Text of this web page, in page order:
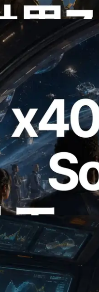
Solana RPC を
が必要な API
の幕開け